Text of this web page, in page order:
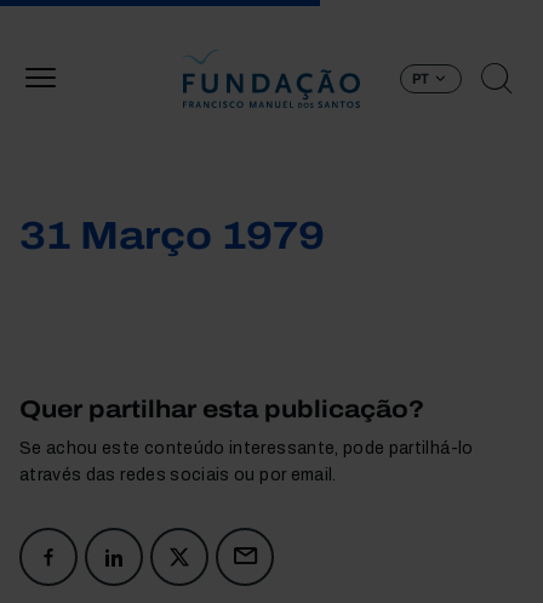
PT
31 Março 1979
Quer partilhar esta publicação?
Se achou este conteúdo interessante, pode partilhá-lo
através das redes sociais ou por email.